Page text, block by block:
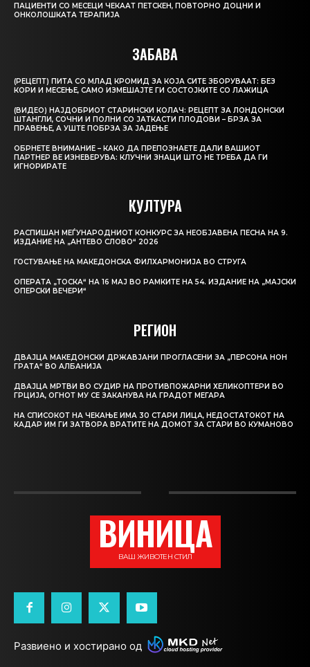
ПАЦИЕНТИ СО МЕСЕЦИ ЧЕКААТ ПЕТСКЕН, ПОВТОРНО ДОЦНИ И
ОНКОЛОШКАТА ТЕРАПИЈА
ЗАБАВА
(РЕЦЕПТ) ПИТА СО МЛАД КРОМИД ЗА КОЈА СИТЕ ЗБОРУВААТ: БЕЗ
КОРИ И МЕСЕЊЕ, САМО ИЗМЕШАЈТЕ ГИ СОСТОЈКИТЕ СО ЛАЖИЦА
(ВИДЕО) НАЈДОБРИОТ СТАРИНСКИ КОЛАЧ: РЕЦЕПТ ЗА ЛОНДОНСКИ
ШТАНГЛИ, СОЧНИ И ПОЛНИ СО ЈАТКАСТИ ПЛОДОВИ – БРЗА ЗА
ПРАВЕЊЕ, А УШТЕ ПОБРЗА ЗА ЈАДЕЊЕ
ОБРНЕТЕ ВНИМАНИЕ – КАКО ДА ПРЕПОЗНАЕТЕ ДАЛИ ВАШИОТ
ПАРТНЕР ВЕ ИЗНЕВЕРУВА: КЛУЧНИ ЗНАЦИ ШТО НЕ ТРЕБА ДА ГИ
ИГНОРИРАТЕ
КУЛТУРА
РАСПИШАН МЕЃУНАРОДНИОТ КОНКУРС ЗА НЕОБЈАВЕНА ПЕСНА НА 9.
ИЗДАНИЕ НА „АНТЕВО СЛОВО“ 2026
ГОСТУВАЊЕ НА МАКЕДОНСКА ФИЛХАРМОНИЈА ВО СТРУГА
ОПЕРАТА „ТОСКА“ НА 16 МАЈ ВО РАМКИТЕ НА 54. ИЗДАНИЕ НА „МАЈСКИ
ОПЕРСКИ ВЕЧЕРИ“
РЕГИОН
ДВАЈЦА МАКЕДОНСКИ ДРЖАВЈАНИ ПРОГЛАСЕНИ ЗА „ПЕРСОНА НОН
ГРАТА“ ВО АЛБАНИЈА
ДВАЈЦА МРТВИ ВО СУДИР НА ПРОТИВПОЖАРНИ ХЕЛИКОПТЕРИ ВО
ГРЦИЈА, ОГНОТ МУ СЕ ЗАКАНУВА НА ГРАДОТ МЕГАРА
НА СПИСОКОТ НА ЧЕКАЊЕ ИМА 30 СТАРИ ЛИЦА, НЕДОСТАТОКОТ НА
КАДАР ИМ ГИ ЗАТВОРА ВРАТИТЕ НА ДОМОТ ЗА СТАРИ ВО КУМАНОВО
ВИНИЦА
ВАШ ЖИВОТЕН СТИЛ
Развиено и хостирано од